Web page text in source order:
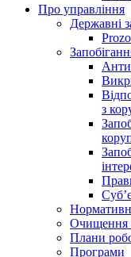
Про управління
Державні
з
Очищення
Плани
Програми